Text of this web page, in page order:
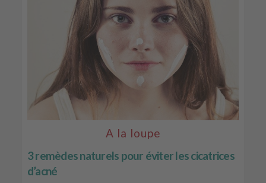
A la loupe
3 remèdes naturels pour éviter les cicatrices
d’acné